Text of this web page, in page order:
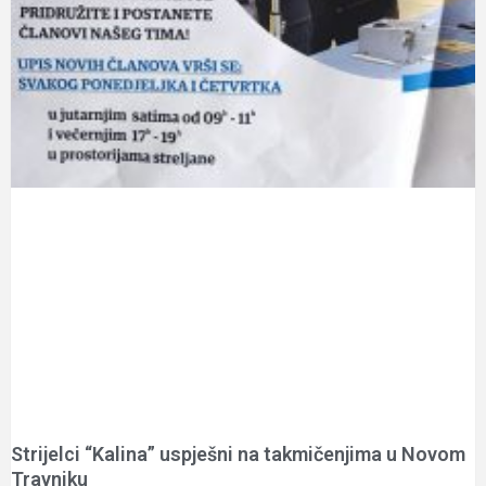
Strijelci “Kalina” uspješni na takmičenjima u Novom
Travniku